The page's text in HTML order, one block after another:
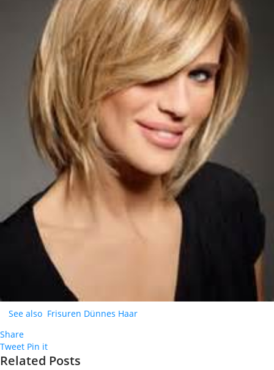
See also Frisuren Dünnes Haar
Share
Tweet Pin it
Related Posts